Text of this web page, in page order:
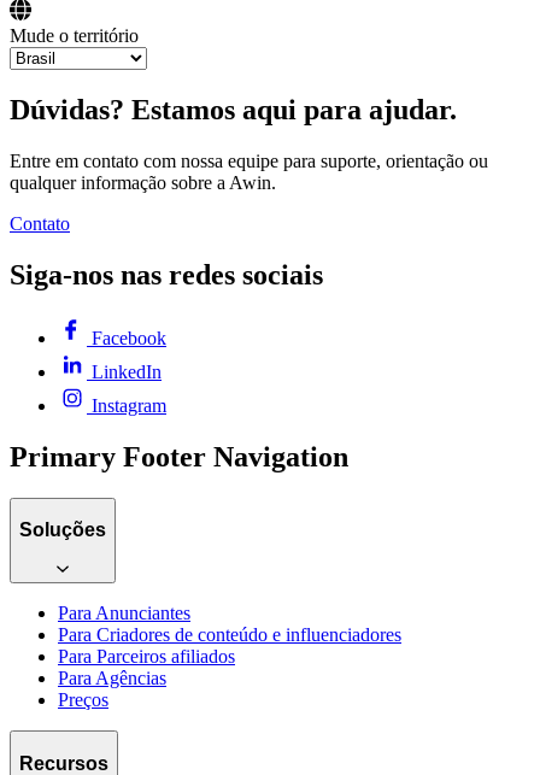
Mude o território
Dúvidas? Estamos aqui para ajudar.
Entre em contato com nossa equipe para suporte, orientação ou
qualquer informação sobre a Awin.
Contato
Siga-nos nas redes sociais
Facebook
LinkedIn
Instagram
Primary Footer Navigation
Soluções
Para Anunciantes
Para Criadores de conteúdo e influenciadores
Para Parceiros afiliados
Para Agências
Preços
Recursos